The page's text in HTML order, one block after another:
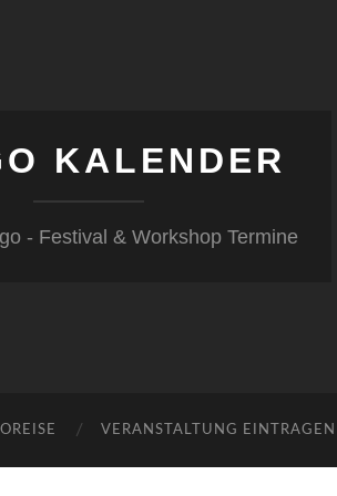
KALENDER
- Festival & Workshop Termine
VERANSTALTUNG EINTRAGEN